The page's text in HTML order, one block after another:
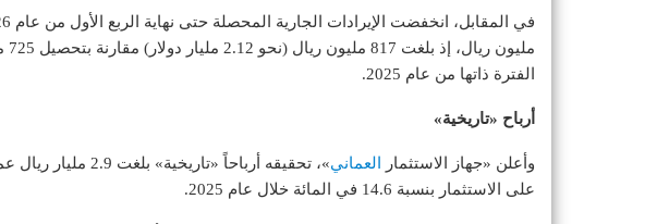
الفترة ذاتها من عام 2025.
أرباح «تاريخية»
وأعلن «جهاز الاستثمار العماني
على الاستثمار بنسبة 14.6 في المائة خلال عام 2025.